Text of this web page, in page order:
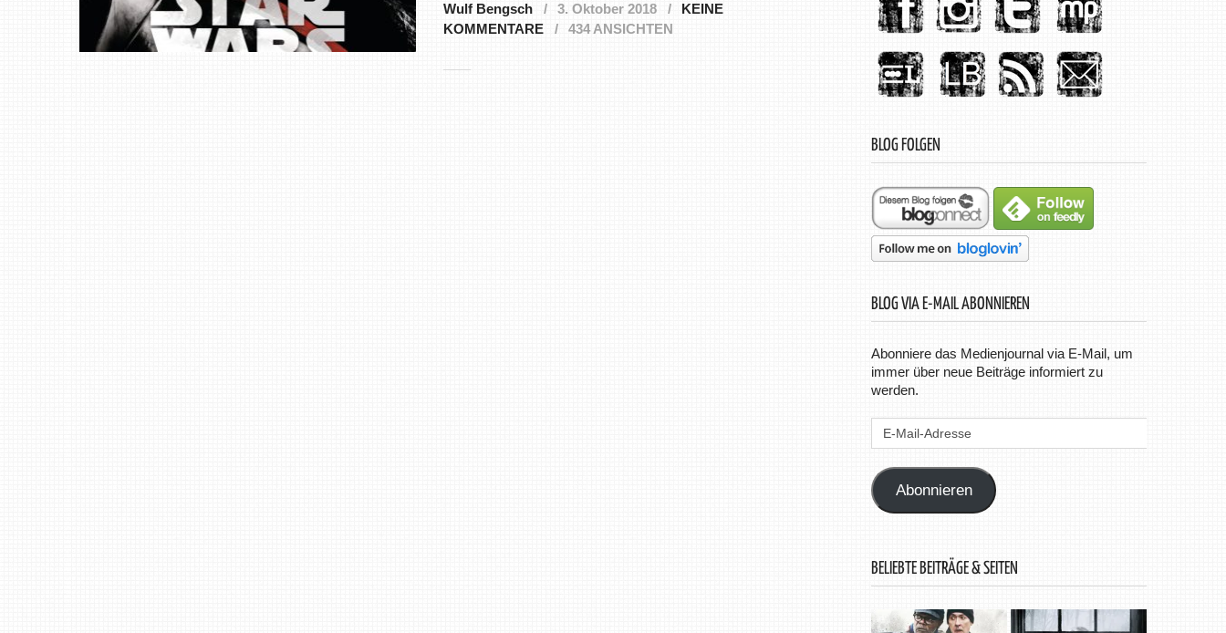
Wulf Bengsch
3. Oktober 2018
KEINE
KOMMENTARE
434 ANSICHTEN
BLOG FOLGEN
BLOG VIA E-MAIL ABONNIEREN
Abonniere das Medienjournal via E-Mail, um
immer über neue Beiträge informiert zu
werden.
E-
Abonnieren
BELIEBTE BEITRÄGE & SEITEN